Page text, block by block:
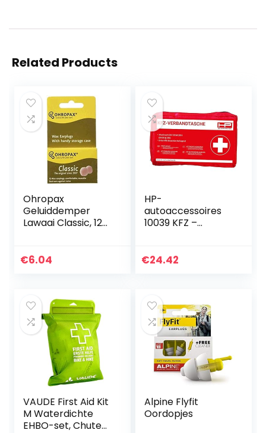
Related Products
Ohropax
Geluiddemper
Lawaai Classic, 12
€6.04
HP-
autoaccessoires
10039 KFZ –
houdbaarheid min.
€24.42
VAUDE First Aid Kit
M Waterdichte
EHBO-set, Chute
Alpine Flyfit
Oordopjes